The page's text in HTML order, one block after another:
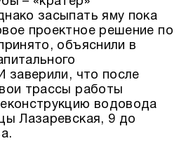
засыпать яму пока
проектное решение по
объяснили в
заверили, что после
трассы работы
водовода
Лазаревская, 9 до